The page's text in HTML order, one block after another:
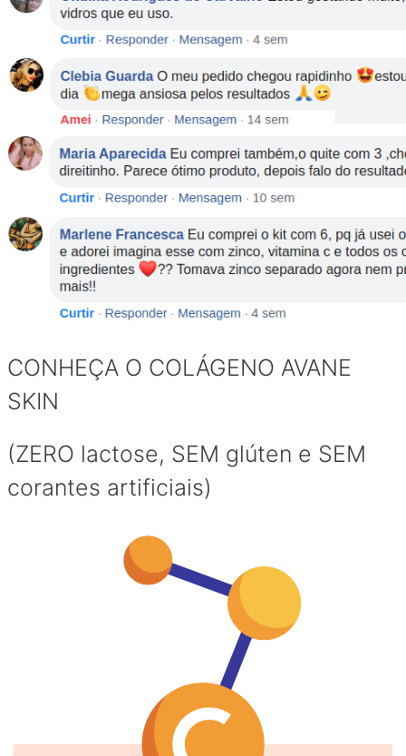
CONHEÇA O COLÁGENO AVANE
SKIN
(ZERO lactose, SEM glúten e SEM
corantes artificiais)